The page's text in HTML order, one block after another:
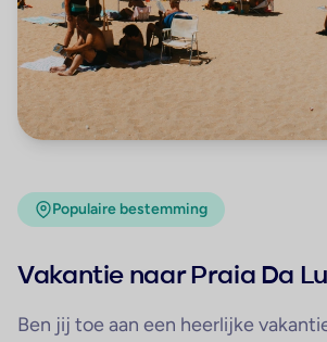
Populaire bestemming
Vakantie naar Praia Da
Ben jij toe aan een heerlijke